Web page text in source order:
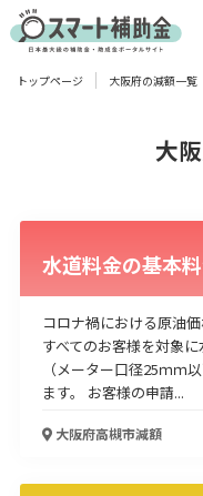
対象
業種
物流・運輸業 製造業
建設･不動産業
サービ
トップページ 大阪府の減額一覧
大
水道料金の基本
コロナ禍における原油
すべてのお客様を対象
（メーター口径25ｍｍ
ます。 お客様の申請...
大阪府高槻市減額